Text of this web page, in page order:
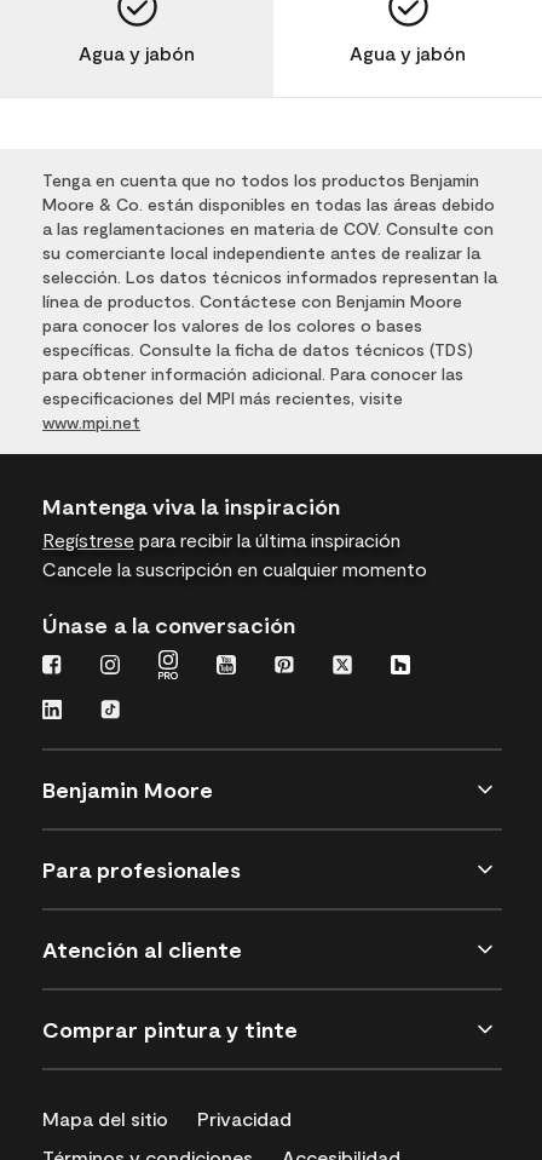
Agua y jabón Agua y jabón
Tenga en cuenta que no todos los productos Benjamin
Moore & Co. están disponibles en todas las áreas debido
a las reglamentaciones en materia de COV. Consulte con
su comerciante local independiente antes de realizar la
selección. Los datos técnicos informados representan la
línea de productos. Contáctese con Benjamin Moore
para conocer los valores de los colores o bases
específicas. Consulte la ficha de datos técnicos (TDS)
para obtener información adicional. Para conocer las
especificaciones del MPI más recientes, visite
www.mpi.net
Mantenga viva la inspiración
Regístrese para recibir la última inspiración
Cancele la suscripción en cualquier momento
Únase a la conversación
Benjamin Moore
Para profesionales
Atención al cliente
Comprar pintura y tinte
Mapa del sitio
Privacidad